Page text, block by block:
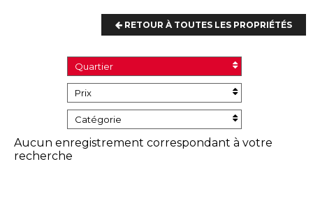
RETOUR À TOUTES LES PROPRIÉTÉS
Quartier
Prix
Catégorie
Aucun enregistrement correspondant à votre
recherche